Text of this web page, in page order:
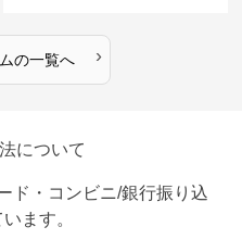
の一覧へ ›
について
ド・コンビニ/銀行振り込
ます。